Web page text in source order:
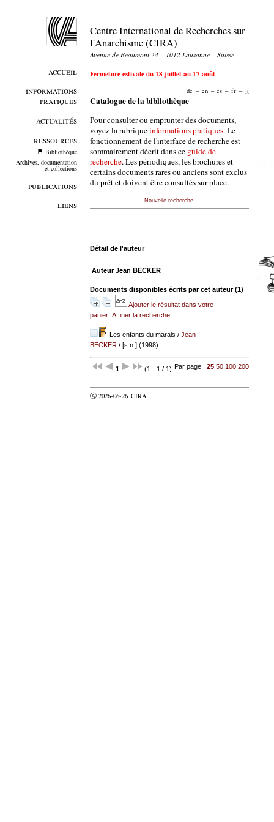
accueil
informations
pratiques
actualités
ressources
Bibliothèque
Archives, documentation
et collections
publications
liens
Centre International de Recherches sur
l'Anarchisme (CIRA)
Avenue de Beaumont 24 – 1012 Lausanne – Suisse
Fermeture estivale du 18 juillet au 17 août
de – en – es – fr – it
Catalogue de la bibliothèque
Pour consulter ou emprunter des documents,
voyez la rubriqueinformations pratiques. Le
fonctionnement de l'interface de recherche est
sommairement décrit dans ce guide de
recherche. Les périodiques, les brochures et
certains documents rares ou anciens sont exclus
du prêt et doivent être consultés sur place.
Nouvelle recherche
Détail de l'auteur
Auteur Jean BECKER
Documents disponibles écrits par cet auteur (1)
Ajouter le résultat dans votre
panier Affiner la recherche
Les enfants du marais / Jean
BECKER/ [s.n.] (1998)
1 (1 - 1 / 1) Par page : 25 50 100 200
Ⓐ 2026-06-26 CIRA